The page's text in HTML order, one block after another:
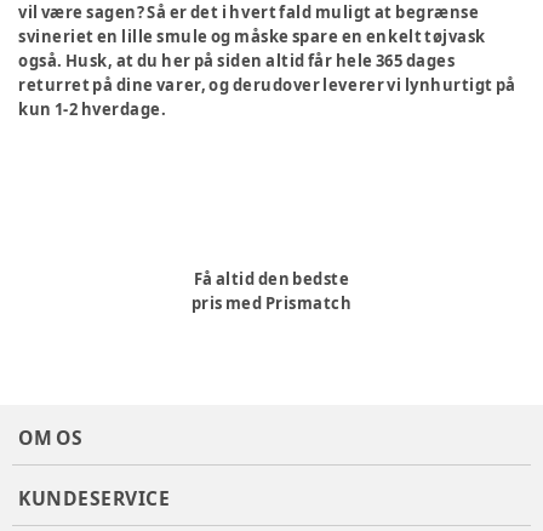
vil være sagen? Så er det i hvert fald muligt at begrænse
svineriet en lille smule og måske spare en enkelt tøjvask
også. Husk, at du her på siden altid får hele 365 dages
returret på dine varer, og derudover leverer vi lynhurtigt på
kun 1-2 hverdage.
Få altid den bedste
pris med Prismatch
OM OS
KUNDESERVICE